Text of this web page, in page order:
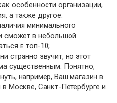
особенности организации,
а также другое.
минимального
сможет в небольшой
в топ-10;
странно звучит, но этот
существенным. Понятно,
например, Ваш магазин в
Москве, Санкт-Петербурге и